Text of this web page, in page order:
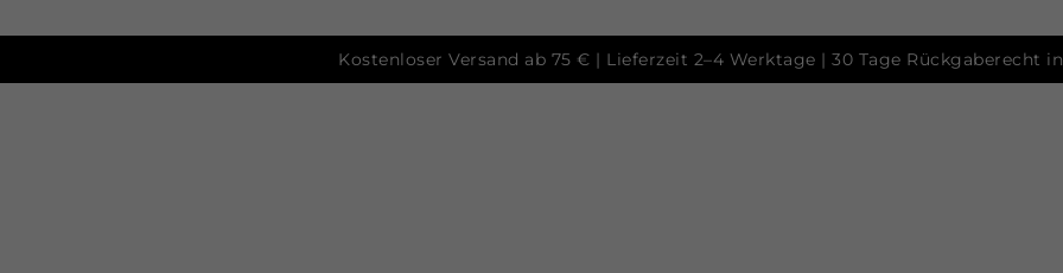
Kostenloser Versand ab 75 € | Lieferzeit 2–4 Werktage | 30 Tage Rückgaberecht